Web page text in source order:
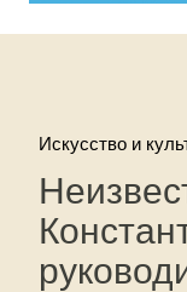
Искусство и